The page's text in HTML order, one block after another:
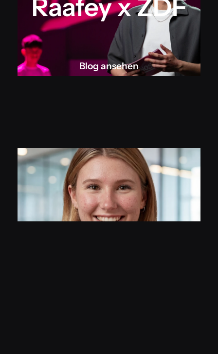
Raafey x ZDF
Blog ansehen
Blog ansehen
Was unsere Kunden und Partner über
uns sagen